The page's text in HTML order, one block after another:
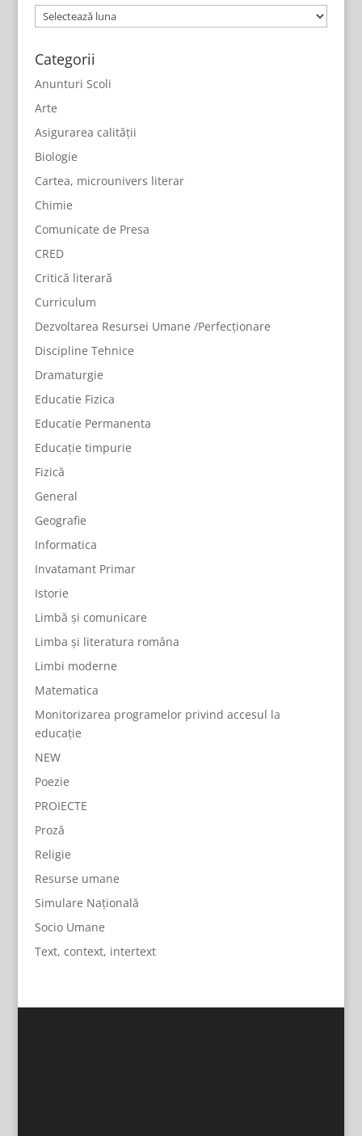
Arhive
Categorii
Anunturi Scoli
Arte
Asigurarea calității
Biologie
Cartea, microunivers literar
Chimie
Comunicate de Presa
CRED
Critică literară
Curriculum
Dezvoltarea Resursei Umane /Perfecționare
Discipline Tehnice
Dramaturgie
Educatie Fizica
Educatie Permanenta
Educație timpurie
Fizică
General
Geografie
Informatica
Invatamant Primar
Istorie
Limbă și comunicare
Limba și literatura româna
Limbi moderne
Matematica
Monitorizarea programelor privind accesul la
educație
NEW
Poezie
PROIECTE
Proză
Religie
Resurse umane
Simulare Națională
Socio Umane
Text, context, intertext